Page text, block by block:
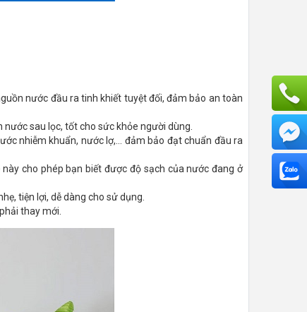
nước đầu ra tinh khiết tuyệt đối, đảm bảo an toàn
nước sau lọc, tốt cho sức khỏe người dùng.
nhiễm khuẩn, nước lợ,... đảm bảo đạt chuẩn đầu ra
cho phép bạn biết được độ sạch của nước đang ở
tiện lợi, dễ dàng cho sử dụng.
thay mới.